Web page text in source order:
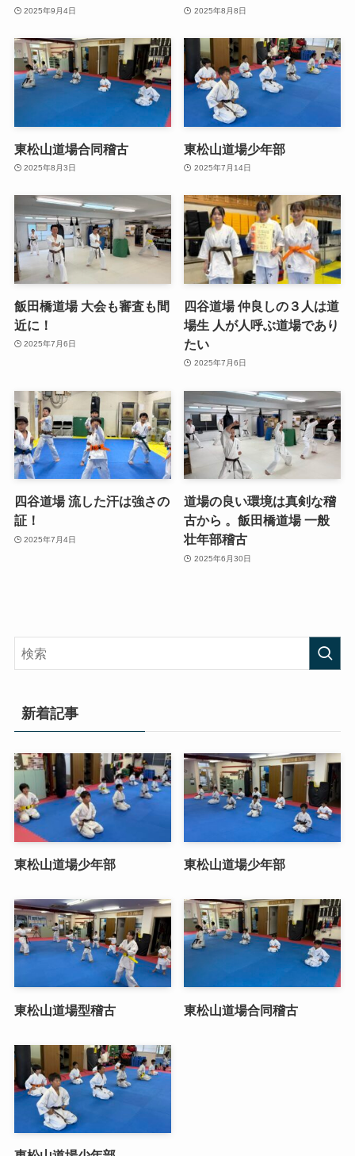
2025年9月4日 2025年8月8日
東松山道場合同稽古
2025年8月3日
東松山道場少年部
2025年7月14日
飯田橋道場 大会も審査も間
近に！
2025年7月6日
四谷道場 仲良しの３人は道
場生 人が人呼ぶ道場であり
たい
2025年7月6日
四谷道場 流した汗は強さの
証！
2025年7月4日
道場の良い環境は真剣な稽
古から 。飯田橋道場 一般
壮年部稽古
2025年6月30日
新着記事
東松山道場少年部 東松山道場少年部
東松山道場型稽古 東松山道場合同稽古